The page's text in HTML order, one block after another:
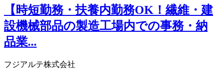
【時短勤務・扶養内勤務OK！繊維・建
設機械部品の製造工場内での事務・納
品業...
フジアルテ株式会社